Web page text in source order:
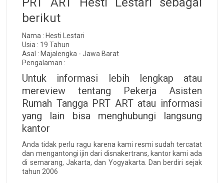
berikut
Nama : Hesti Lestari
Usia : 19 Tahun
Asal : Majalengka - Jawa Barat
Pengalaman :
Untuk informasi lebih lengkap atau
mereview tentang Pekerja Asisten
Rumah Tangga PRT ART atau informasi
yang lain bisa menghubungi langsung
kantor
Anda tidak perlu ragu karena kami resmi sudah tercatat
dan mengantongi ijin dari disnakertrans, kantor kami ada
di semarang, Jakarta, dan Yogyakarta. Dan berdiri sejak
tahun 2006